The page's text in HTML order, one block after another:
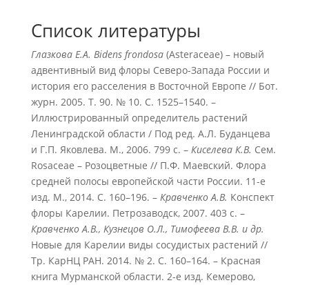
Список литературы
Глазкова Е.А. Bidens frondosa(Asteraceae) – новый
адвентивный вид флоры Северо-Запада России и
история его расселения в Восточной Европе // Бот.
журн. 2005. Т. 90. № 10. С. 1525–1540. –
Иллюстрированный определитель растений
Ленинградской области / Под ред. А.Л. Буданцева
и Г.П. Яковлева. М., 2006. 799 с. – Киселева К.В. Сем.
Rosaceae – Розоцветные // П.Ф. Маевский. Флора
средней полосы европейской части России. 11-е
изд. М., 2014. С. 160–196. – Кравченко А.В. Конспект
флоры Карелии. Петрозаводск, 2007. 403 с. –
Кравченко А.В., Кузнецов О.Л., Тимофеева В.В. и др.
Новые для Карелии виды сосудистых растений //
Тр. КарНЦ РАН. 2014. № 2. С. 160–164. – Красная
книга Мурманской области. 2-е изд. Кемерово,